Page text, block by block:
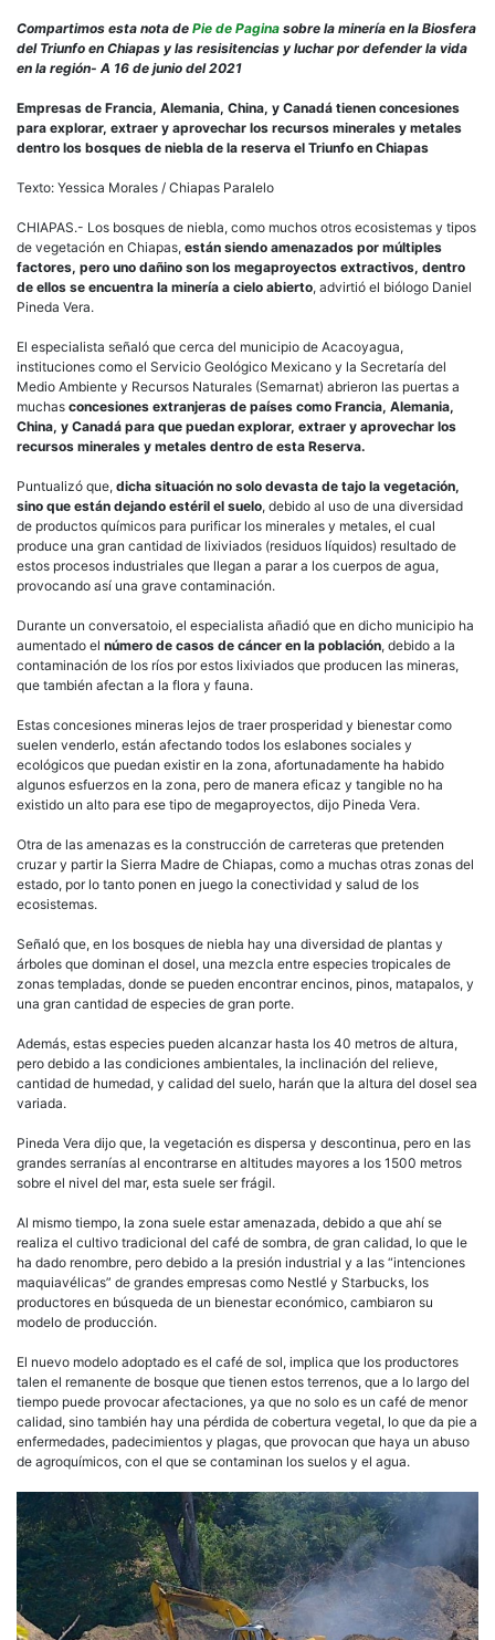
al
Compartimos esta nota de Pie de Pagina sobre la minería en la Biosfera
del Triunfo en Chiapas y las resisitencias y luchar por defender la vida
en la región- A 16 de junio del 2021
Empresas de Francia, Alemania, China, y Canadá tienen concesiones
para explorar, extraer y aprovechar los recursos minerales y metales
dentro los bosques de niebla de la reserva el Triunfo en Chiapas
Texto: Yessica Morales / Chiapas Paralelo
CHIAPAS.- Los bosques de niebla, como muchos otros ecosistemas y tipos
de vegetación en Chiapas, están siendo amenazados por múltiples
factores, pero uno dañino son los megaproyectos extractivos, dentro
de ellos se encuentra la minería a cielo abierto, advirtió el biólogo Daniel
Pineda Vera.
El especialista señaló que cerca del municipio de Acacoyagua,
instituciones como el Servicio Geológico Mexicano y la Secretaría del
Medio Ambiente y Recursos Naturales (Semarnat) abrieron las puertas a
muchas concesiones extranjeras de países como Francia, Alemania,
China, y Canadá para que puedan explorar, extraer y aprovechar los
recursos minerales y metales dentro de esta Reserva.
Puntualizó que, dicha situación no solo devasta de tajo la vegetación,
sino que están dejando estéril el suelo, debido al uso de una diversidad
de productos químicos para purificar los minerales y metales, el cual
produce una gran cantidad de lixiviados (residuos líquidos) resultado de
estos procesos industriales que llegan a parar a los cuerpos de agua,
provocando así una grave contaminación.
Durante un conversatoio, el especialista añadió que en dicho municipio ha
aumentado el número de casos de cáncer en la población, debido a la
contaminación de los ríos por estos lixiviados que producen las mineras,
que también afectan a la flora y fauna.
Estas concesiones mineras lejos de traer prosperidad y bienestar como
suelen venderlo, están afectando todos los eslabones sociales y
ecológicos que puedan existir en la zona, afortunadamente ha habido
algunos esfuerzos en la zona, pero de manera eficaz y tangible no ha
existido un alto para ese tipo de megaproyectos, dijo Pineda Vera.
Otra de las amenazas es la construcción de carreteras que pretenden
cruzar y partir la Sierra Madre de Chiapas, como a muchas otras zonas del
estado, por lo tanto ponen en juego la conectividad y salud de los
ecosistemas.
Señaló que, en los bosques de niebla hay una diversidad de plantas y
árboles que dominan el dosel, una mezcla entre especies tropicales de
zonas templadas, donde se pueden encontrar encinos, pinos, matapalos, y
una gran cantidad de especies de gran porte.
Además, estas especies pueden alcanzar hasta los 40 metros de altura,
pero debido a las condiciones ambientales, la inclinación del relieve,
cantidad de humedad, y calidad del suelo, harán que la altura del dosel sea
variada.
Pineda Vera dijo que, la vegetación es dispersa y descontinua, pero en las
grandes serranías al encontrarse en altitudes mayores a los 1500 metros
sobre el nivel del mar, esta suele ser frágil.
Al mismo tiempo, la zona suele estar amenazada, debido a que ahí se
realiza el cultivo tradicional del café de sombra, de gran calidad, lo que le
ha dado renombre, pero debido a la presión industrial y a las “intenciones
maquiavélicas” de grandes empresas como Nestlé y Starbucks, los
productores en búsqueda de un bienestar económico, cambiaron su
modelo de producción.
El nuevo modelo adoptado es el café de sol, implica que los productores
talen el remanente de bosque que tienen estos terrenos, que a lo largo del
tiempo puede provocar afectaciones, ya que no solo es un café de menor
calidad, sino también hay una pérdida de cobertura vegetal, lo que da pie a
enfermedades, padecimientos y plagas, que provocan que haya un abuso
de agroquímicos, con el que se contaminan los suelos y el agua.